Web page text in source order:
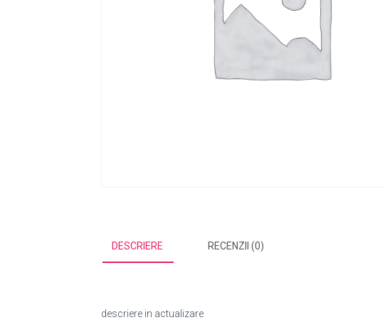
DESCRIERE RECENZII (0)
descriere in actualizare